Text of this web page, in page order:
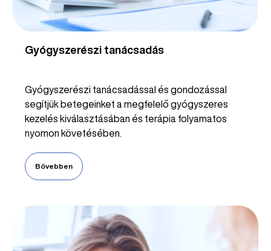
Gyógyszerészi tanácsadás
Gyógyszerészi tanácsadással és gondozással
segítjük betegeinket a megfelelő gyógyszeres
kezelés kiválasztásában és terápia folyamatos
nyomon követésében.
Bővebben